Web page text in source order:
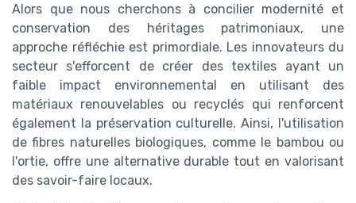
Alors que nous cherchons à concilier modernité et
conservation des héritages patrimoniaux, une
approche réfléchie est primordiale. Les innovateurs du
secteur s'efforcent de créer des textiles ayant un
faible impact environnemental en utilisant des
matériaux renouvelables ou recyclés qui renforcent
également la préservation culturelle. Ainsi, l'utilisation
de fibres naturelles biologiques, comme le bambou ou
l'ortie, offre une alternative durable tout en valorisant
des savoir-faire locaux.